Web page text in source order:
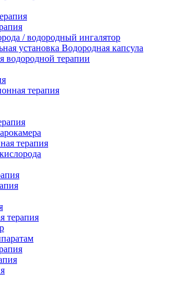
/ водородный ингалятор
установка Водородная капсула
водородной терапии
терапия
терапия
терапия